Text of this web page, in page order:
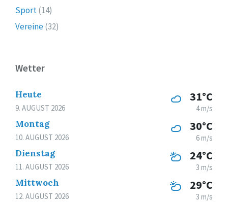
Sport(14)
Vereine(32)
Wetter
Heute
9. AUGUST 2026
31°C
4 m/s
Montag
10. AUGUST 2026
30°C
6 m/s
Dienstag
11. AUGUST 2026
24°C
3 m/s
Mittwoch
12. AUGUST 2026
29°C
3 m/s